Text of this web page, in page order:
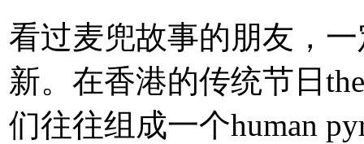
看过麦兜故事的朋友，
新。在香港的传统节日
们往往组成一个human